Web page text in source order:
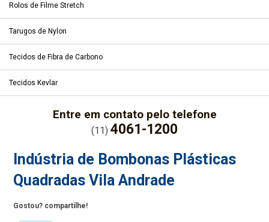
Rolos de Filme Stretch
Tarugos de Nylon
Tecidos de Fibra de Carbono
Tecidos Kevlar
Entre em contato pelo telefone
(11) 4061-1200
Indústria de Bombonas Plásticas
Quadradas Vila Andrade
Gostou? compartilhe!